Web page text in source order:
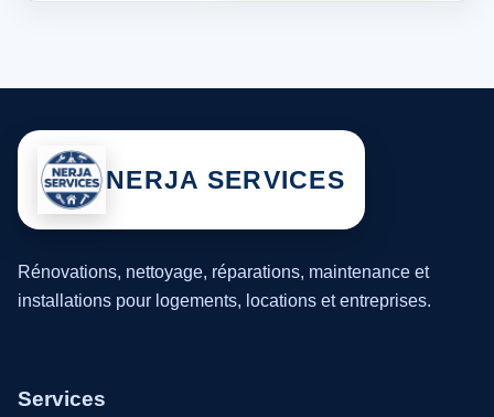
NERJA SERVICES
Rénovations, nettoyage, réparations, maintenance et
installations pour logements, locations et entreprises.
Services